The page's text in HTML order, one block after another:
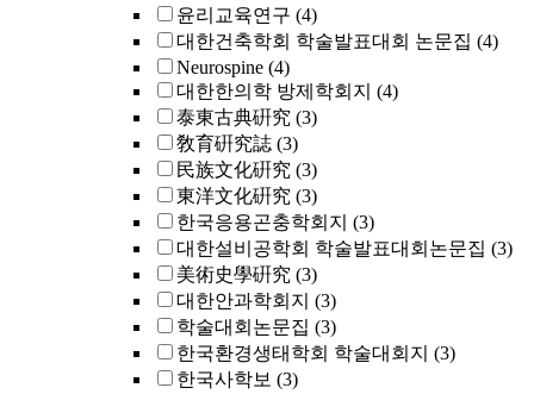
윤리교육연구 (4)
대한건축학회 학술발표대회 논문집 (4)
Neurospine (4)
대한한의학 방제학회지 (4)
泰東古典硏究 (3)
敎育硏究誌 (3)
民族文化硏究 (3)
東洋文化硏究 (3)
한국응용곤충학회지 (3)
대한설비공학회 학술발표대회논문집 (3)
美術史學硏究 (3)
대한안과학회지 (3)
학술대회논문집 (3)
한국환경생태학회 학술대회지 (3)
한국사학보 (3)